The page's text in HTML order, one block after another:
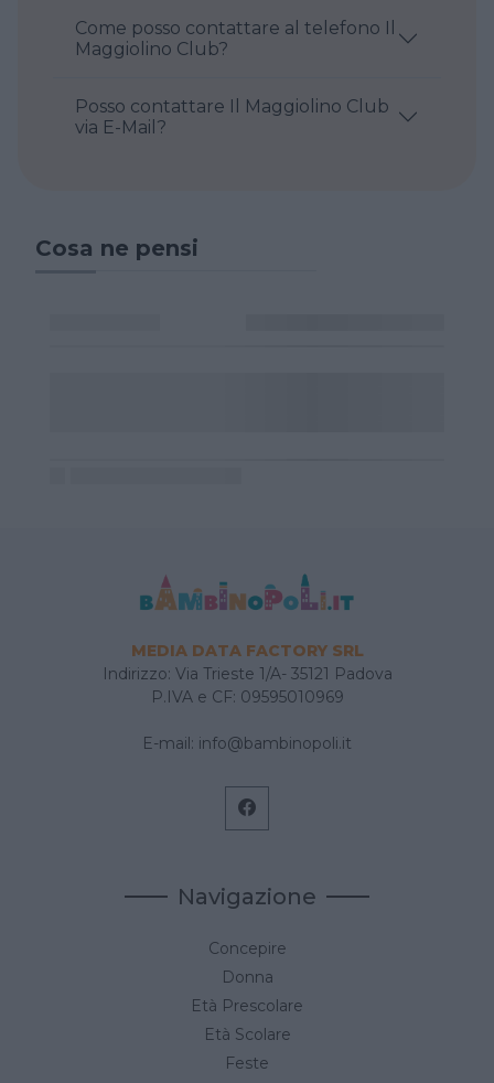
Come posso contattare al telefono Il
Maggiolino Club?
Posso contattare Il Maggiolino Club
via E-Mail?
Cosa ne pensi
MEDIA DATA FACTORY SRL
Indirizzo: Via Trieste 1/A- 35121 Padova
P.IVA e CF: 09595010969
E-mail: info@bambinopoli.it
Navigazione
Concepire
Donna
Età Prescolare
Età Scolare
Feste